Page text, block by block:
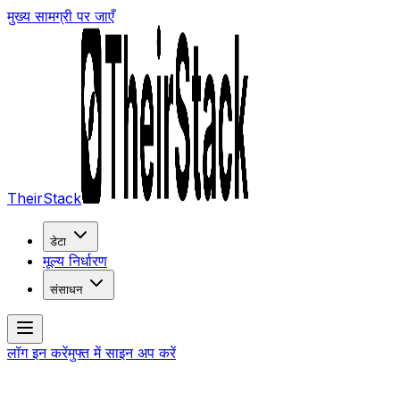
मुख्य सामग्री पर जाएँ
TheirStack
डेटा
मूल्य निर्धारण
संसाधन
लॉग इन करेंमुफ्त में साइन अप करें